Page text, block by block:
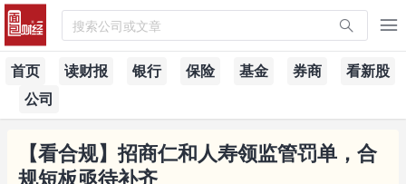
搜索公司或文章
首页 读财报 银行 保险 基金 券商
看新股
公司
【看合规】招商仁和人寿领监管罚单，合
规短板亟待补齐